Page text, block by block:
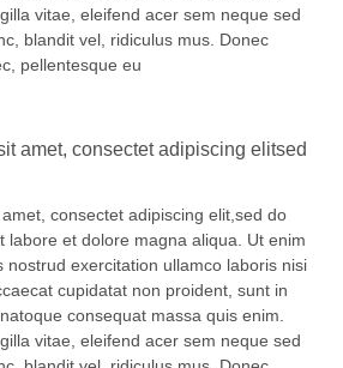
vitae, eleifend acer sem neque sed
blandit vel, ridiculus mus. Donec
pellentesque eu
amet, consectet adipiscing elitsed
consectet adipiscing elit,sed do
labore et dolore magna aliqua. Ut enim
nostrud exercitation ullamco laboris nisi
cupidatat non proident, sunt in
consequat massa quis enim.
vitae, eleifend acer sem neque sed